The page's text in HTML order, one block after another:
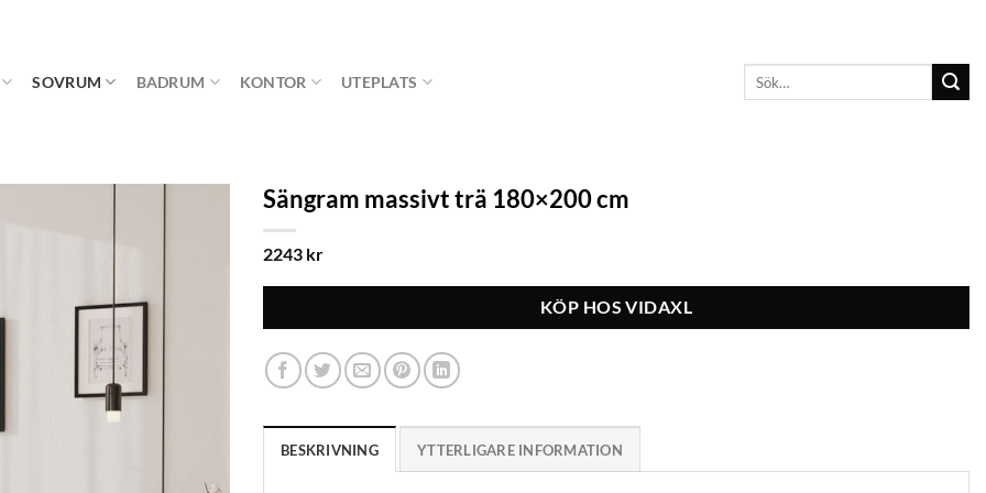
SOVRUM BADRUM KONTOR UTEPLATS
Sängram massivt trä 180×200 cm
2243 kr
KÖP HOS VIDAXL
BESKRIVNING YTTERLIGARE INFORMATION